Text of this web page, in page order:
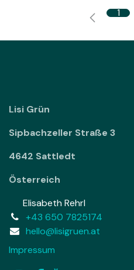
1
Lisi Grün
Sipbachzeller Straße 3
4642 Sattledt
Österreich
Elisabeth Rehrl
+43 650 7825174
hello@lisigruen.at
Impressum